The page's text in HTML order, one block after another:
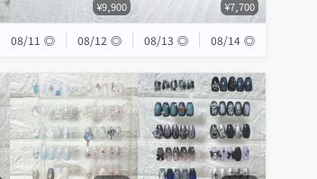
¥9,900 ¥7,700
08/11 ◎ 08/12 ◎ 08/13 ◎ 08/14 ◎